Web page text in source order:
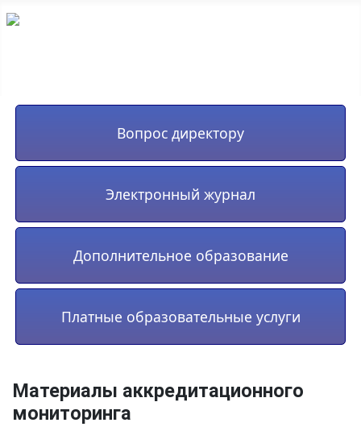
Вопрос директору
Электронный журнал
Дополнительное образование
Платные образовательные услуги
Материалы аккредитационного
мониторинга